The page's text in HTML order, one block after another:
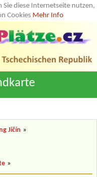
Sie diese Internetseite nutzen,
Cookies Mehr Info
Jičín »
»